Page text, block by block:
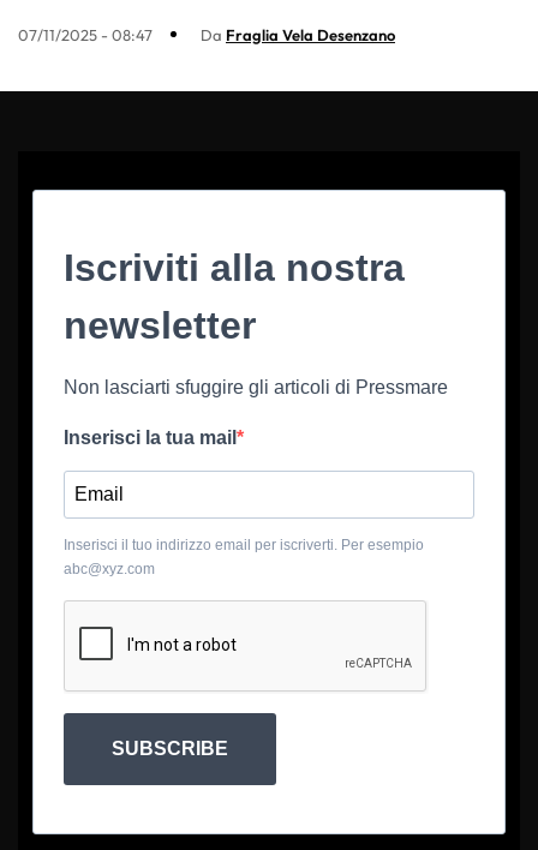
07/11/2025 - 08:47 Da Fraglia Vela Desenzano
Iscriviti alla nostra
newsletter
Non lasciarti sfuggire gli articoli di Pressmare
Inserisci la tua mail
Inserisci il tuo indirizzo email per iscriverti. Per esempio
abc@xyz.com
SUBSCRIBE